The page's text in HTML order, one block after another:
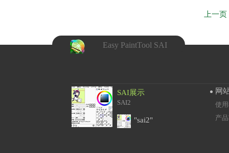
Easy PaintTool SAI
SAI展示
SAI2
"sai2"
网
使
产